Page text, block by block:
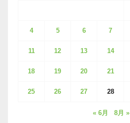
4 5 6 7
11 12 13 14
18 19 20 21
25 26 27 28
« 6月 8月 »